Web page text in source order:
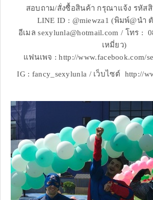
สอบถาม/สั่งซื้อสินค้า กรุณาแจ้ง รหัส
LINE ID : @miewza1 (พิมพ์@นำ
อีเมล sexylunla@hotmail.com / โทร :
เหมี่ยว)
แฟนเพจ : http://www.facebook.com/
IG : fancy_sexylunla / เว็บไซต์ http://